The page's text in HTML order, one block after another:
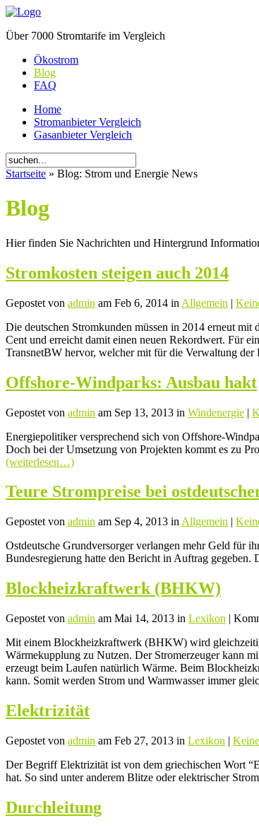
Über 7000 Stromtarife im Vergleich
Ökostrom
Blog
FAQ
Home
Stromanbieter Vergleich
Gasanbieter Vergleich
Startseite » Blog: Strom und Energie News
Blog
Hier finden Sie Nachrichten und Hintergrund
Stromkosten steigen auch 2014
Gepostet von admin am Feb 6, 2014 in Allgemein |
Die deutschen Stromkunden müssen in 2014 erneut
Cent und erreicht damit einen neuen Rekordwert. Für
TransnetBW hervor, welcher mit für die Verwaltung der
Offshore-Windparks: Ausbau hakt
Gepostet von admin am Sep 13, 2013 in Windenergie |
Energiepolitiker versprechend sich von Offshore-
Doch bei der Umsetzung von Projekten kommt es zu
(weiterlesen…)
Teure Strompreise bei
Gepostet von admin am Sep 4, 2013 in Allgemein |
Ostdeutsche Grundversorger verlangen mehr Geld für
Bundesregierung hatte den Bericht in Auftrag gegeben.
Blockheizkraftwerk (BHKW)
Gepostet von admin am Mai 14, 2013 in Lexikon |
Mit einem Blockheizkraftwerk (BHKW) wird
Wärmekupplung zu Nutzen. Der Stromerzeuger kann
erzeugt beim Laufen natürlich Wärme. Beim
kann. Somit werden Strom und Warmwasser immer
Elektrizität
Gepostet von admin am Feb 27, 2013 in Lexikon |
Der Begriff Elektrizität ist von dem griechischen Wort
hat. So sind unter anderem Blitze oder elektrischer
Durchleitung